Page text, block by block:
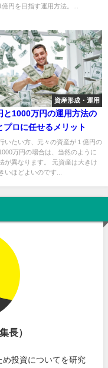
円を目指す運用方法。...
資産形成・運用
と1000万円の運用方法の
プロに任せるメリット
いたい方、元々の資産が１億円の
万円の場合は、当然のように
が異なります。 元資産は大きけ
いほどよいのです...
長）
め投資についてを研究